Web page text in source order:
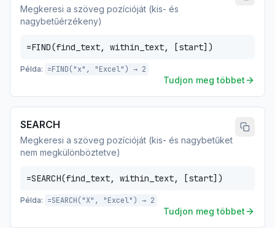
Megkeresi a szöveg pozícióját (kis- és
nagybetűérzékeny)
=FIND(find_text, within_text, [start])
Példa: =FIND("x", "Excel") → 2
Tudjon meg többet
SEARCH
Megkeresi a szöveg pozícióját (kis- és nagybetűket
nem megkülönböztetve)
=SEARCH(find_text, within_text, [start])
Példa: =SEARCH("X", "Excel") → 2
Tudjon meg többet